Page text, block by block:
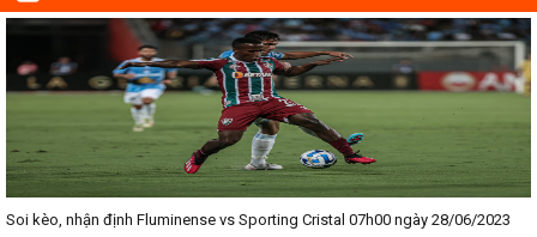
bóng siêu kinh điển tại các giải bóng đá lớn nhất trên Thế giới. Tại
đây, mọi người sẽ có thể khai thác thêm được rất nhiều những
thông tin liên quan đến trận đấu bóng đá sắp diễn ra như:
✓ Thời gian chính xác trận đấu diễn ra;
✓ Đội hình thi đấu dự kiến;
✓ Thông tin chính xác về tương quan lực lượng của 2 đội tuyển
bóng đá;
Soi kèo, nhận định Fluminense vs Sporting Cristal 07h00 ngày 28/06/2023